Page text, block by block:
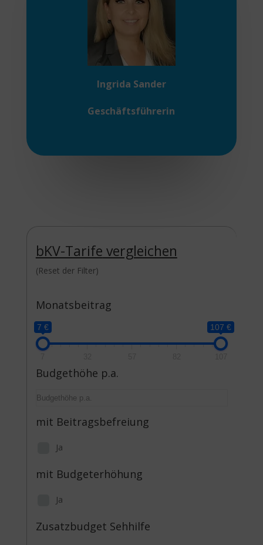
Ingrida Sander
Geschäftsführerin
bKV-Tarife vergleichen
(Reset der Filter)
Monatsbeitrag
7 € 107 €
Budgethöhe p.a.
mit Beitragsbefreiung
Ja
mit Budgeterhöhung
Ja
Zusatzbudget Sehhilfe